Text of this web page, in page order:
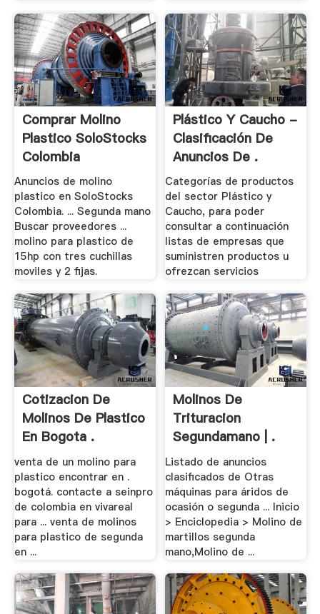
Comprar Molino
Plastico SoloStocks
Colombia
Anuncios de molino
plastico en SoloStocks
Colombia. ... Segunda mano
Buscar proveedores ...
molino para plastico de
15hp con tres cuchillas
moviles y 2 fijas.
Plástico Y Caucho -
Clasificación De
Anuncios De .
Categorías de productos
del sector Plástico y
Caucho, para poder
consultar a continuación
listas de empresas que
suministren productos u
ofrezcan servicios
Cotizacion De
Molinos De Plastico
En Bogota .
venta de un molino para
plastico encontrar en .
bogotá. contacte a seinpro
de colombia en vivareal
para ... venta de molinos
para plastico de segunda
en ...
Molinos De
Trituracion
Segundamano | .
Listado de anuncios
clasificados de Otras
máquinas para áridos de
ocasión o segunda ... Inicio
> Enciclopedia > Molino de
martillos segunda
mano,Molino de ...